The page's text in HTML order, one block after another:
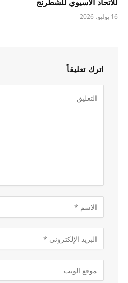
16 يوليو، 2026
اترك تعليقاً